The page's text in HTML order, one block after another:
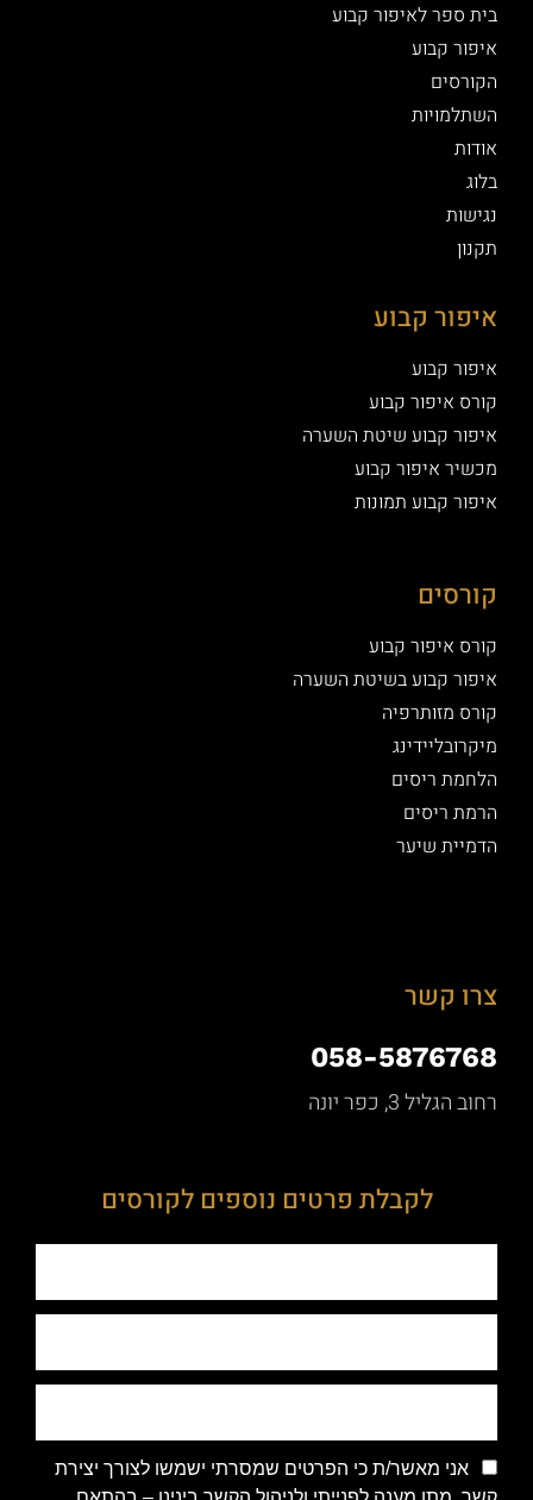
בית ספר לאיפור קבוע
איפור קבוע
הקורסים
השתלמויות
אודות
בלוג
נגישות
תקנון
איפור קבוע
איפור קבוע
קורס איפור קבוע
איפור קבוע שיטת השערה
מכשיר איפור קבוע
איפור קבוע תמונות
קורסים
קורס איפור קבוע
איפור קבוע בשיטת השערה
קורס מזותרפיה
מיקרובליידינג
הלחמת ריסים
הרמת ריסים
הדמיית שיער
צרו קשר
058-5876768
רחוב הגליל 3, כפר יונה
לקבלת פרטים נוספים לקורסים
אני מאשר/ת כי הפרטים שמסרתי ישמשו לצורך יצירת